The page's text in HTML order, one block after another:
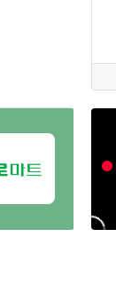
(주)장보고식자
[보
[이마트에브리데